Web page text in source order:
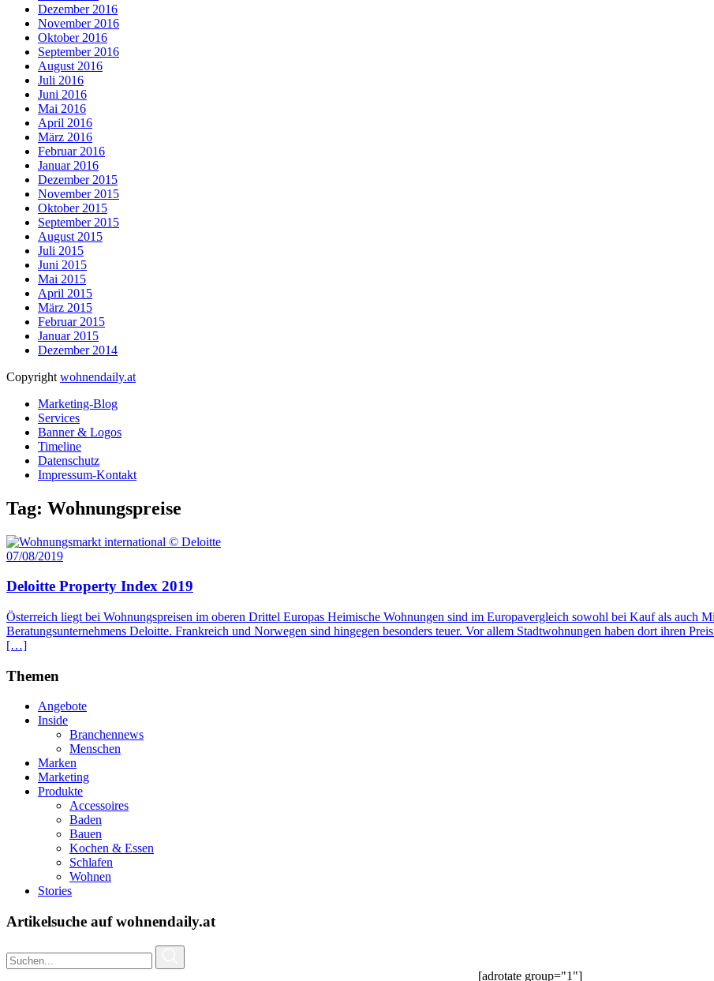
Dezember 2016
November 2016
Oktober 2016
September 2016
August 2016
Juli 2016
Juni 2016
Mai 2016
April 2016
März 2016
Februar 2016
Januar 2016
Dezember 2015
November 2015
Oktober 2015
September 2015
August 2015
Juli 2015
Juni 2015
Mai 2015
April 2015
März 2015
Februar 2015
Januar 2015
Dezember 2014
Copyright wohnendaily.at
Marketing-Blog
Services
Banner & Logos
Timeline
Datenschutz
Impressum-Kontakt
Tag: Wohnungspreise
07/08/2019
Deloitte Property Index 2019
Österreich liegt bei Wohnungspreisen im oberen Drittel Europas Heimische Wohnungen sind im Europavergleich sowohl bei Kauf als auch
Beratungsunternehmens Deloitte. Frankreich und Norwegen sind hingegen besonders teuer. Vor allem Stadtwohnungen haben dort ihren
[…]
Themen
Angebote
Inside
Branchennews
Menschen
Marken
Marketing
Produkte
Accessoires
Baden
Bauen
Kochen & Essen
Schlafen
Wohnen
Stories
Artikelsuche auf wohnendaily.at
[adrotate group="1"]